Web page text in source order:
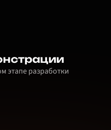
этапе разработки